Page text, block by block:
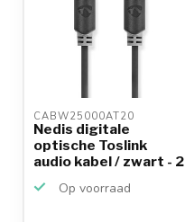
CABW25000AT20
Nedis digitale
optische Toslink
audio kabel / zwart - 2
Op voorraad